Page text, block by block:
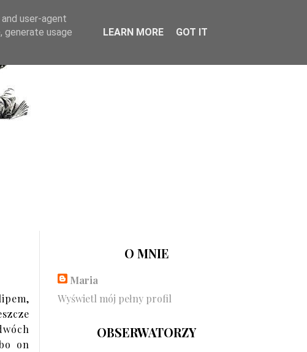
on
O MNIE
Maria
Wyświetl mój pełny profil
OBSERWATORZY
user-agent
generate usage
LEARN MORE GOT IT